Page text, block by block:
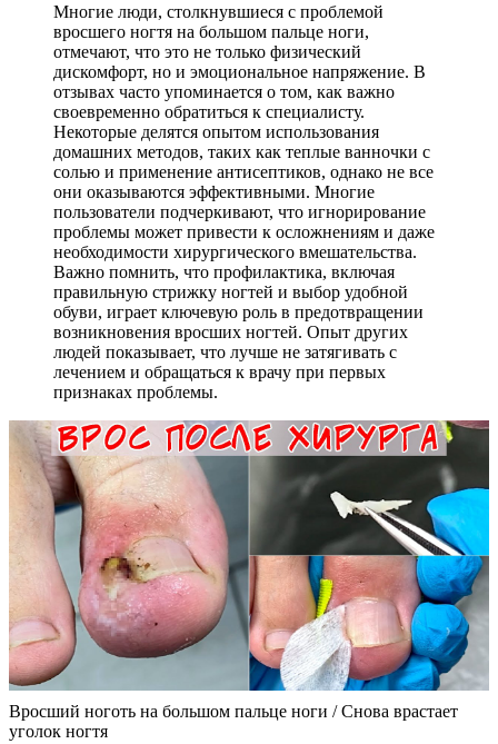
Многие люди, столкнувшиеся с проблемой
вросшего ногтя на большом пальце ноги,
отмечают, что это не только физический
дискомфорт, но и эмоциональное напряжение. В
отзывах часто упоминается о том, как важно
своевременно обратиться к специалисту.
Некоторые делятся опытом использования
домашних методов, таких как теплые ванночки с
солью и применение антисептиков, однако не все
они оказываются эффективными. Многие
пользователи подчеркивают, что игнорирование
проблемы может привести к осложнениям и даже
необходимости хирургического вмешательства.
Важно помнить, что профилактика, включая
правильную стрижку ногтей и выбор удобной
обуви, играет ключевую роль в предотвращении
возникновения вросших ногтей. Опыт других
людей показывает, что лучше не затягивать с
лечением и обращаться к врачу при первых
признаках проблемы.
Вросший ноготь на большом пальце ноги / Снова врастает
уголок ногтя